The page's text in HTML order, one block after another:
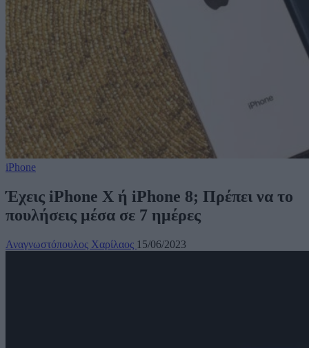
iPhone
Έχεις iPhone X ή iPhone 8; Πρέπει να το
πουλήσεις μέσα σε 7 ημέρες
Αναγνωστόπουλος Χαρίλαος 15/06/2023